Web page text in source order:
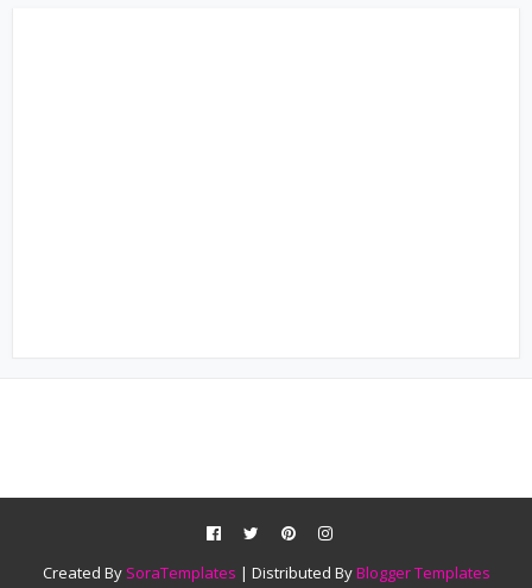
Created By SoraTemplates | Distributed ByBlogger Templates